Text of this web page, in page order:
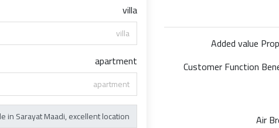
villa
apartment